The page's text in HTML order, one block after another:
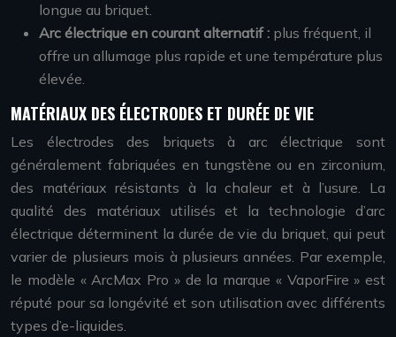
longue au briquet.
Arc électrique en courant alternatif : plus fréquent, il
offre un allumage plus rapide et une température plus
élevée.
MATÉRIAUX DES ÉLECTRODES ET DURÉE DE VIE
Les électrodes des briquets à arc électrique sont
généralement fabriquées en tungstène ou en zirconium,
des matériaux résistants à la chaleur et à l’usure. La
qualité des matériaux utilisés et la technologie d’arc
électrique déterminent la durée de vie du briquet, qui peut
varier de plusieurs mois à plusieurs années. Par exemple,
le modèle « ArcMax Pro » de la marque « VaporFire » est
réputé pour sa longévité et son utilisation avec différents
types d’e-liquides.